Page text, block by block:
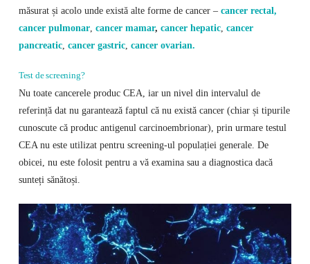
măsurat și acolo unde există alte forme de cancer –cancer rectal,
cancer pulmonar, cancer mamar, cancer hepatic, cancer
pancreatic, cancer gastric, cancer ovarian.
Test de screening?
Nu toate cancerele produc CEA, iar un nivel din intervalul de
referință dat nu garantează faptul că nu există cancer (chiar și tipurile
cunoscute că produc antigenul carcinoembrionar), prin urmare testul
CEA nu este utilizat pentru screening-ul populației generale. De
obicei, nu este folosit pentru a vă examina sau a diagnostica dacă
sunteți sănătoși.